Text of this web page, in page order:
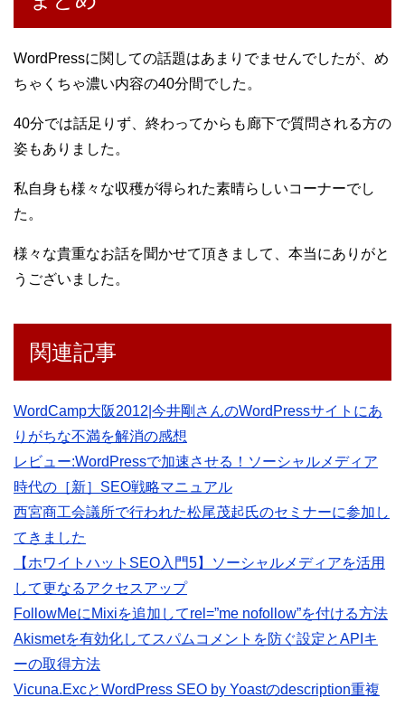
WordPressに関しての話題はあまりでませんでしたが、め
ちゃくちゃ濃い内容の40分間でした。
40分では話足りず、終わってからも廊下で質問される方の
姿もありました。
私自身も様々な収穫が得られた素晴らしいコーナーでし
た。
様々な貴重なお話を聞かせて頂きまして、本当にありがと
うございました。
関連記事
WordCamp大阪2012|今井剛さんのWordPressサイトにあ
りがちな不満を解消の感想
レビュー:WordPressで加速させる！ソーシャルメディア
時代の［新］SEO戦略マニュアル
西宮商工会議所で行われた松尾茂起氏のセミナーに参加し
てきました
【ホワイトハットSEO入門5】ソーシャルメディアを活用
して更なるアクセスアップ
FollowMeにMixiを追加してrel=”me nofollow”を付ける方法
Akismetを有効化してスパムコメントを防ぐ設定とAPIキ
ーの取得方法
Vicuna.ExcとWordPress SEO by Yoastのdescription重複